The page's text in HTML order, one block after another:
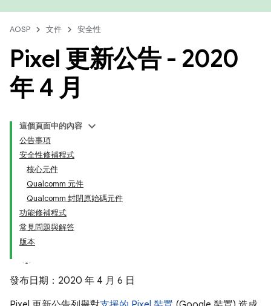
AOSP 文件 安全性
Pixel 更新公告 - 2020
年 4 月
這個頁面中的內容
公告事項
安全性修補程式
核心元件
Qualcomm 元件
Qualcomm 封閉原始碼元件
功能修補程式
常見問題與解答
版本
發布日期：2020 年 4 月 6 日